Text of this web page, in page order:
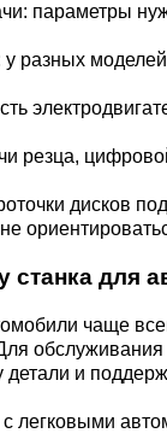
параметры
разных моделей
резца,
дисков
для
чаще
и
с легковыми